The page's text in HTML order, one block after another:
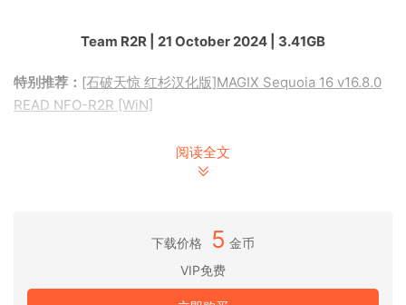
Team R2R | 21 October 2024 | 3.41GB
特别推荐： [石破天惊 红杉汉化版]MAGIX Sequoia 16 v16.8.0
READ NFO-R2R [WiN]
后期制作、母带制作和广播
全球知名的工作室都信赖 Sequoia Pro 提供的可靠性、直观的
阅读全文
下载价格 5 金币
VIP免费